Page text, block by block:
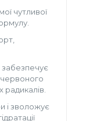
чутливої
забезпечує
радикалів.
і зволожує